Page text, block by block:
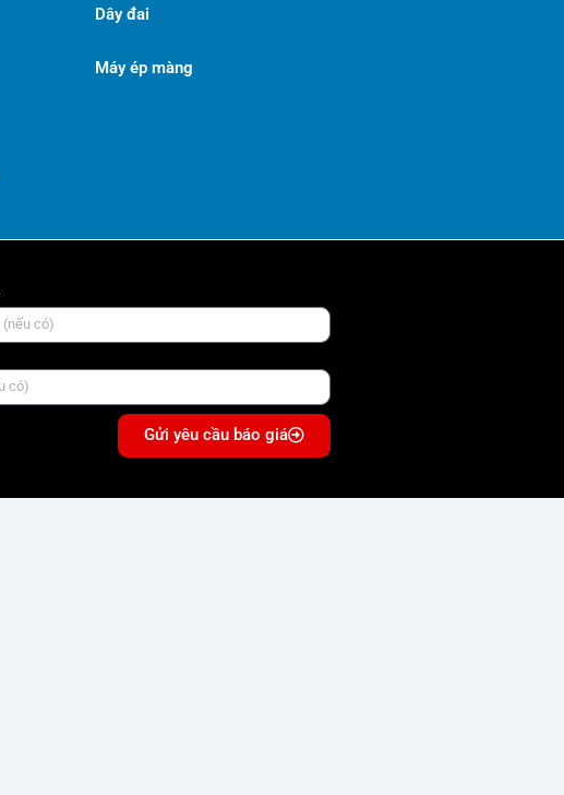
Dây đai
Máy ép màng
Gửi yêu cầu báo giá